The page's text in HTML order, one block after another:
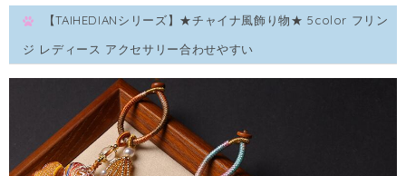
【TAIHEDIANシリーズ】★チャイナ風飾り物★ 5color フリン
ジ レディース アクセサリー合わせやすい